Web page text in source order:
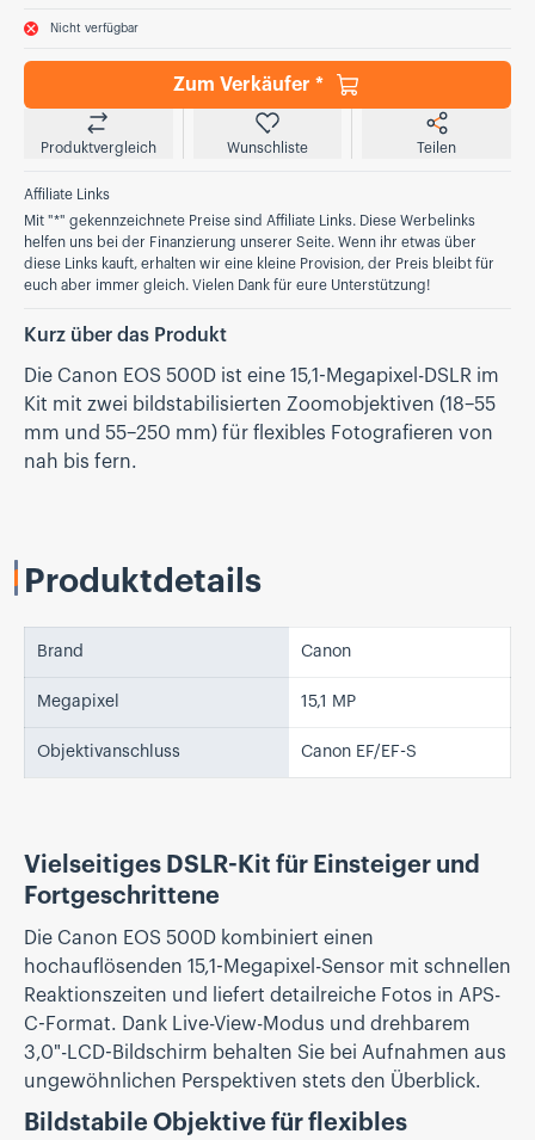
Nicht verfügbar
Zum Verkäufer *
Produktvergleich Wunschliste Teilen
Affiliate Links
Mit "*" gekennzeichnete Preise sind Affiliate Links. Diese Werbelinks
helfen uns bei der Finanzierung unserer Seite. Wenn ihr etwas über
diese Links kauft, erhalten wir eine kleine Provision, der Preis bleibt für
euch aber immer gleich. Vielen Dank für eure Unterstützung!
Kurz über das Produkt
Die Canon EOS 500D ist eine 15,1-Megapixel-DSLR im
Kit mit zwei bildstabilisierten Zoomobjektiven (18–55
mm und 55–250 mm) für flexibles Fotografieren von
nah bis fern.
Produktdetails
Brand Canon
Megapixel 15,1 MP
Objektivanschluss Canon EF/EF-S
Vielseitiges DSLR-Kit für Einsteiger und
Fortgeschrittene
Die Canon EOS 500D kombiniert einen
hochauflösenden 15,1-Megapixel-Sensor mit schnellen
Reaktionszeiten und liefert detailreiche Fotos in APS-
C-Format. Dank Live-View-Modus und drehbarem
3,0"-LCD-Bildschirm behalten Sie bei Aufnahmen aus
ungewöhnlichen Perspektiven stets den Überblick.
Bildstabile Objektive für flexibles